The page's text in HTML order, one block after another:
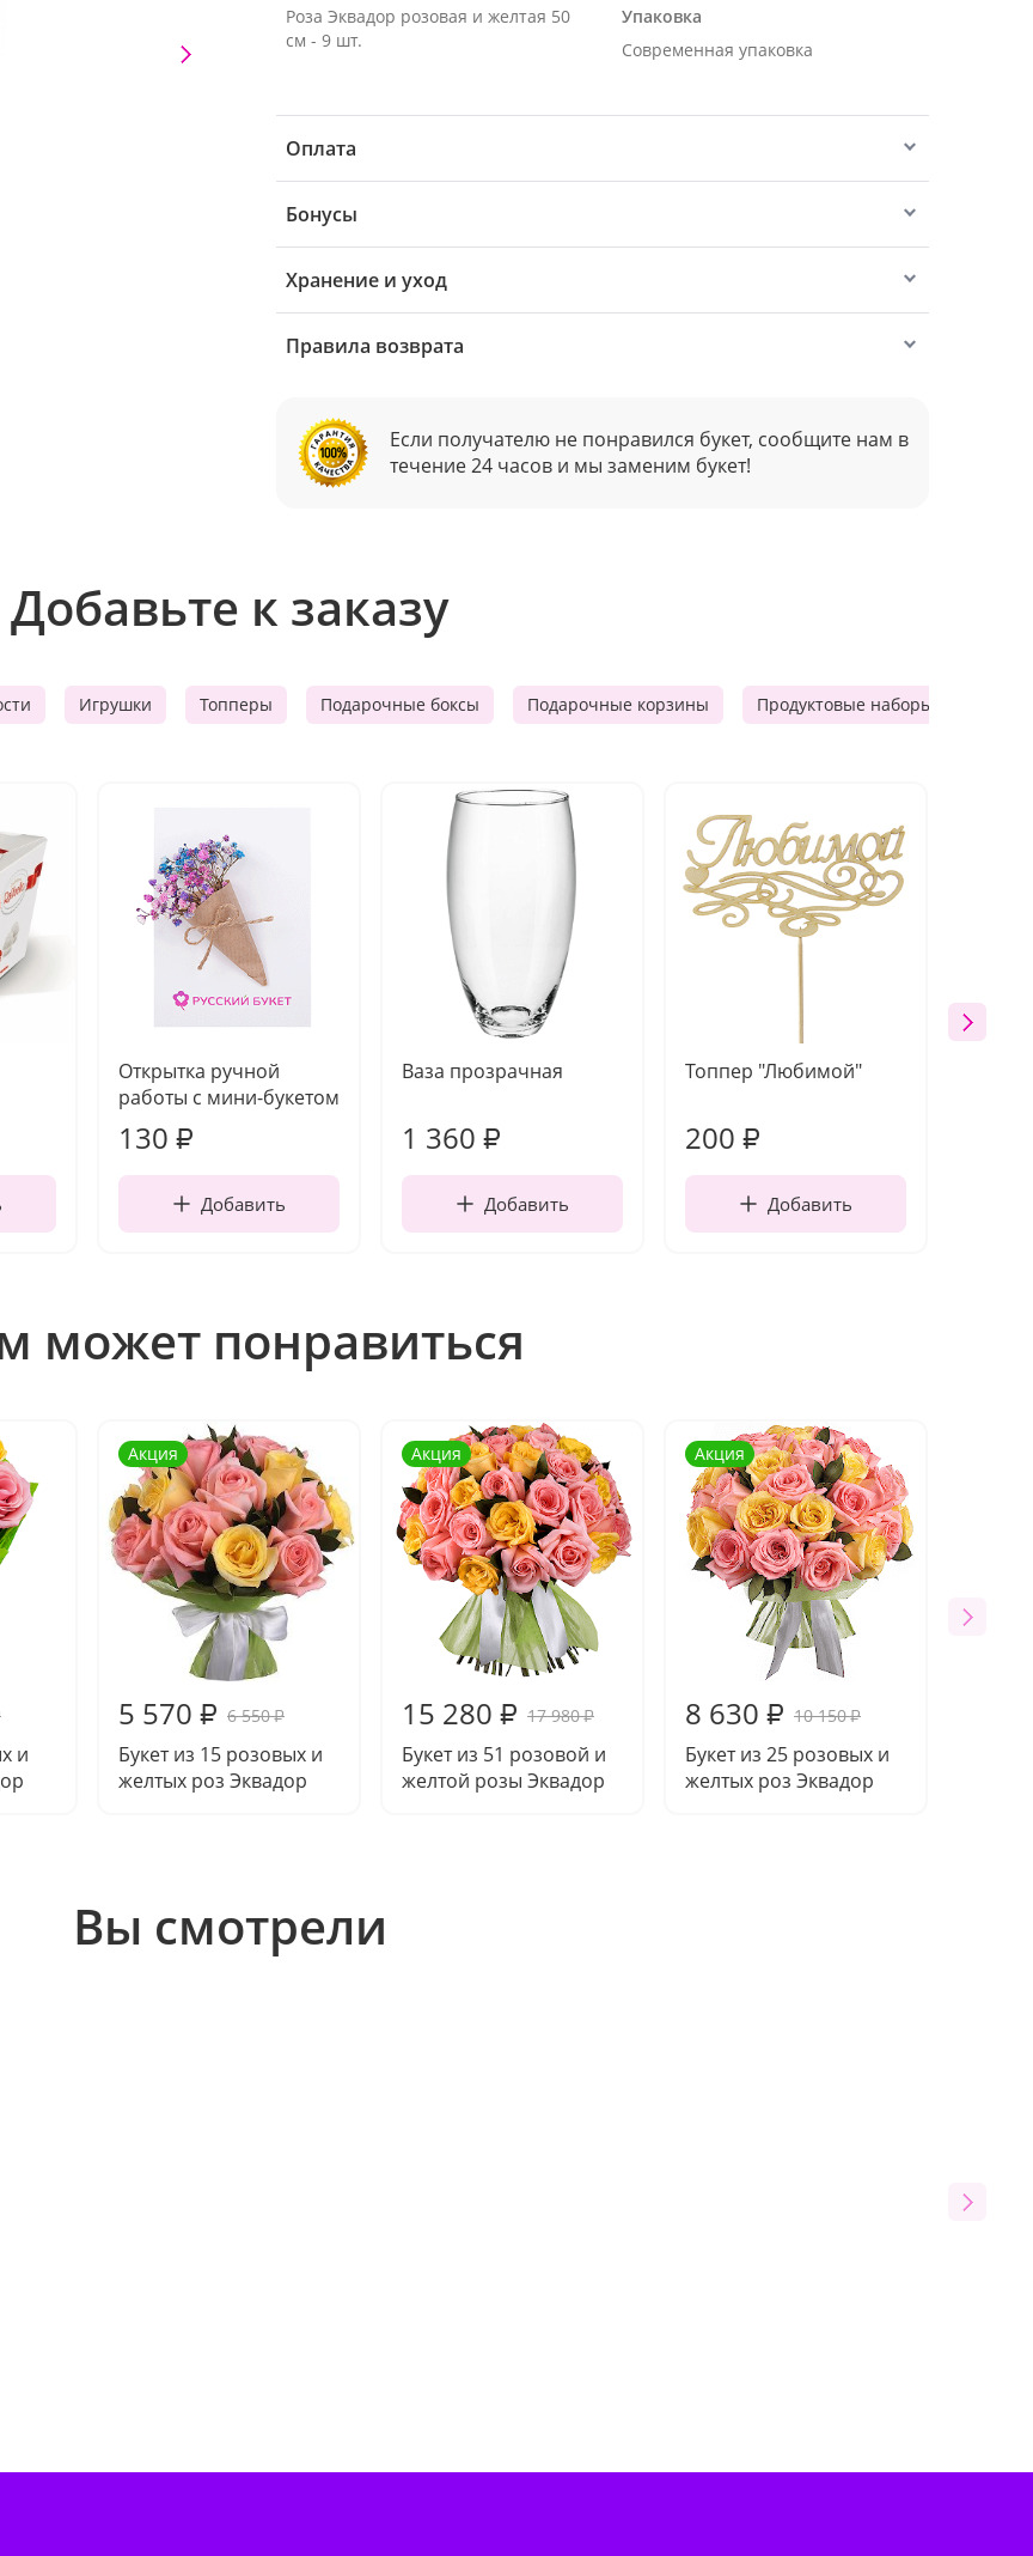
Роза Эквадор розовая и желтая 50
см - 9 шт.
Упаковка
Современная упаковка
Оплата
Бонусы
Хранение и уход
Правила возврата
Если получателю не понравился букет, сообщите нам в
течение 24 часов и мы заменим букет!
Добавьте к заказу
Игрушки Топперы Подарочные боксы Подарочные корзины Продуктовые наборы
Открытка ручной
работы с мини-букетом
130 ₽
Добавить
Ваза прозрачная
1 360 ₽
Добавить
Топпер "Любимой"
200 ₽
Добавить
может понравиться
и
Акция
5 570 ₽ 6 550₽
Букет из 15 розовых и
желтых роз Эквадор
Акция
15 280 ₽ 17 980₽
Букет из 51 розовой и
желтой розы Эквадор
Акция
8 630 ₽ 10 150₽
Букет из 25 розовых и
желтых роз Эквадор
Вы смотрели